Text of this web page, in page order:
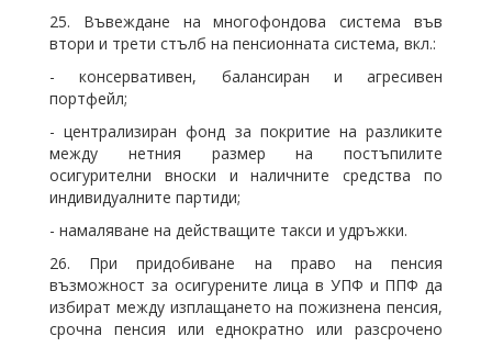
25. Въвеждане на многофондова система във
втори и трети стълб на пенсионната система, вкл.:
- консервативен, балансиран и агресивен
портфейл;
- централизиран фонд за покритие на разликите
между нетния размер на постъпилите
осигурителни вноски и наличните средства по
индивидуалните партиди;
- намаляване на действащите такси и удръжки.
26. При придобиване на право на пенсия
възможност за осигурените лица в УПФ и ППФ да
избират между изплащането на пожизнена пенсия,
срочна пенсия или еднократно или разсрочено